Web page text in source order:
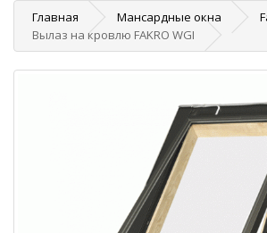
Главная Мансардные окна
Вылаз на кровлю FAKRO WGI